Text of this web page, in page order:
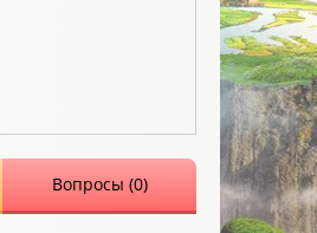
Вопросы (0)